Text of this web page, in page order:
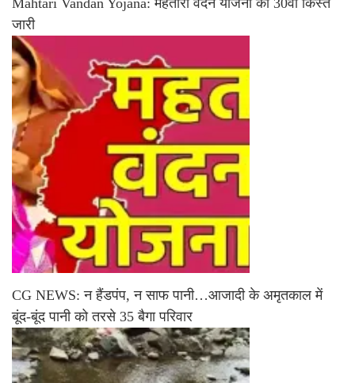
जारी
CG NEWS: न हैंडपंप, न साफ पानी…आजादी के अमृतकाल में
बूंद-बूंद पानी को तरसे 35 बैगा परिवार